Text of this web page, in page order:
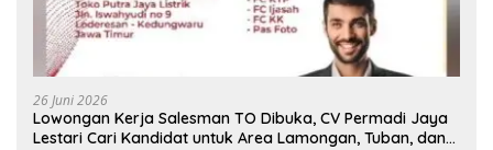
26 Juni 2026
Lowongan Kerja Salesman TO Dibuka, CV Permadi Jaya
Lestari Cari Kandidat untuk Area Lamongan, Tuban, dan